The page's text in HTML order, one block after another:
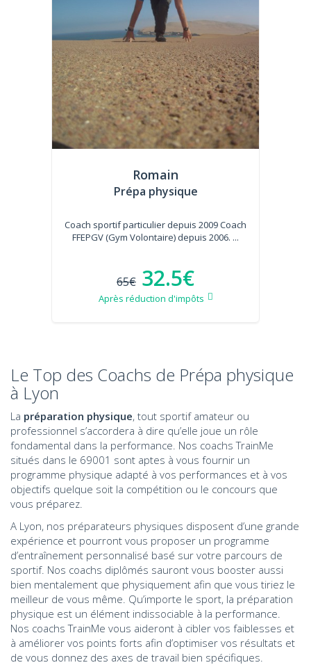
Romain
Prépa physique
Coach sportif particulier depuis 2009 Coach
FFEPGV (Gym Volontaire) depuis 2006. ...
65€ 32.5€
Après réduction d'impôts
Le Top des Coachs de Prépa physique
à Lyon
La préparation physique, tout sportif amateur ou
professionnel s’accordera à dire qu’elle joue un rôle
fondamental dans la performance. Nos coachs TrainMe
situés dans le 69001 sont aptes à vous fournir un
programme physique adapté à vos performances et à vos
objectifs quelque soit la compétition ou le concours que
vous préparez.
A Lyon, nos préparateurs physiques disposent d’une grande
expérience et pourront vous proposer un programme
d’entraînement personnalisé basé sur votre parcours de
sportif. Nos coachs diplômés sauront vous booster aussi
bien mentalement que physiquement afin que vous tiriez le
meilleur de vous même. Qu’importe le sport, la préparation
physique est un élément indissociable à la performance.
Nos coachs TrainMe vous aideront à cibler vos faiblesses et
à améliorer vos points forts afin d’optimiser vos résultats et
de vous donnez des axes de travail bien spécifiques.